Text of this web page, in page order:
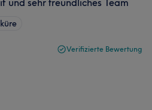
und sehr freundliches Team
Verifizierte Bewertung